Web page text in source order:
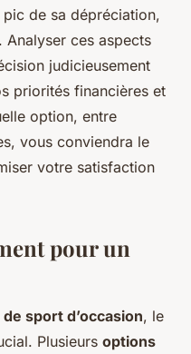
de sa dépréciation,
Analyser ces aspects
judicieusement
priorités financières et
option, entre
vous conviendra le
votre satisfaction
pour un
sport d’occasion, le
Plusieurs options